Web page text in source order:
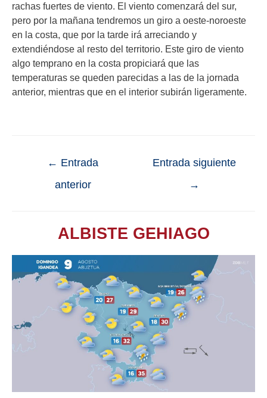
rachas fuertes de viento. El viento comenzará del sur,
pero por la mañana tendremos un giro a oeste-noroeste
en la costa, que por la tarde irá arreciando y
extendiéndose al resto del territorio. Este giro de viento
algo temprano en la costa propiciará que las
temperaturas se queden parecidas a las de la jornada
anterior, mientras que en el interior subirán ligeramente.
← Entrada
anterior
Entrada siguiente
→
ALBISTE GEHIAGO